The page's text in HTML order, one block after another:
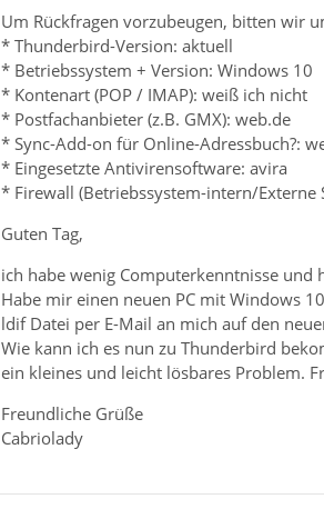
Um Rückfragen vorzubeugen, bitten wir
* Thunderbird-Version: aktuell
* Betriebssystem + Version: Windows 10
* Kontenart (POP / IMAP): weiß ich nicht
* Postfachanbieter (z.B. GMX): web.de
* Sync-Add-on für Online-Adressbuch?:
* Eingesetzte Antivirensoftware: avira
* Firewall (Betriebssystem-intern/Externe
Guten Tag,
ich habe wenig Computerkenntnisse
Habe mir einen neuen PC mit Windows
ldif Datei per E-Mail an mich auf den
Wie kann ich es nun zu Thunderbird
ein kleines und leicht lösbares Problem.
Freundliche Grüße
Cabriolady